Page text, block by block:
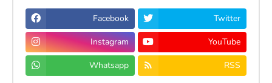
Facebook Twitter
Instagram YouTube
Whatsapp RSS